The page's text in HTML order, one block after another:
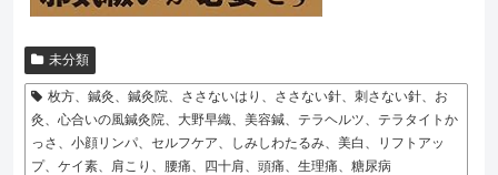
未分類
枚方、鍼灸、鍼灸院、ささないはり、ささない針、刺さない針、お
灸、心合いの風鍼灸院、大野早織、美容鍼、テラヘルツ、テラタイトか
っさ、小顔リンパ、セルフケア、しみしわたるみ、美白、リフトアッ
プ、ケイ素、肩こり、腰痛、四十肩、頭痛、生理痛、糖尿病